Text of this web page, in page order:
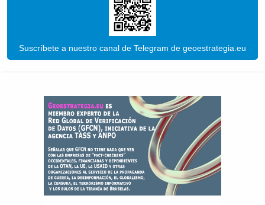
Suscríbete a nuestro canal de Telegram de geoestrategia.eu